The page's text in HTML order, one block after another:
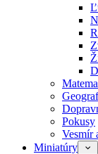
Pokusy
Vesmír
Miniatúry